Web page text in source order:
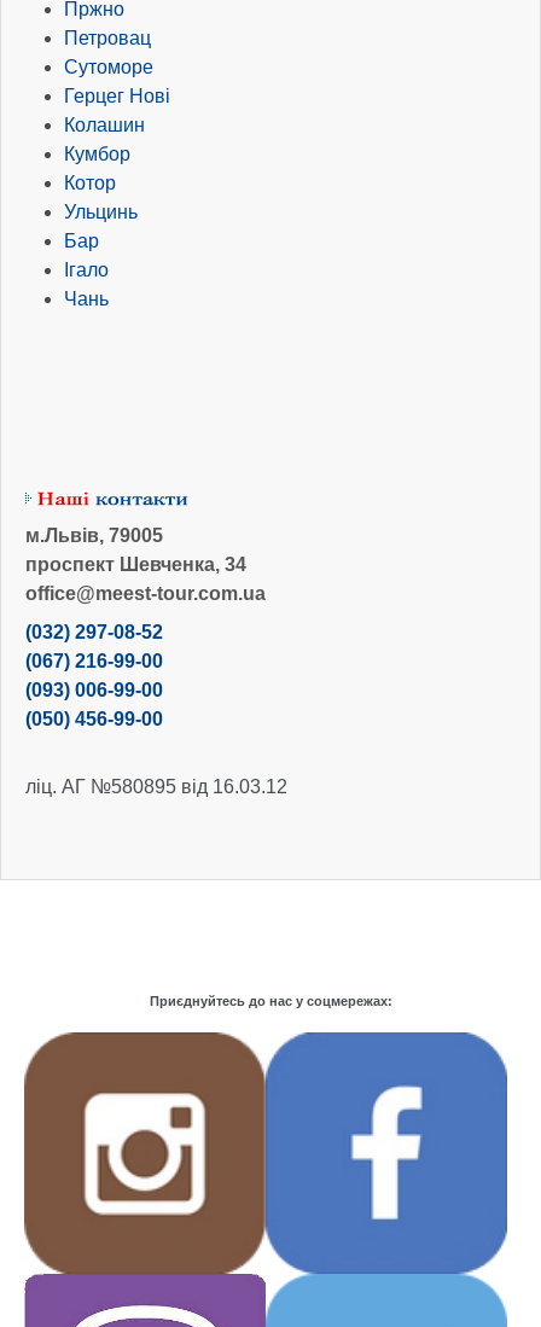
Пржно
Петровац
Сутоморе
Герцег Нові
Колашин
Кумбор
Котор
Ульцинь
Бар
Ігало
Чань
м.Львів, 79005
проспект Шевченка, 34
office@meest-tour.com.ua
(032) 297-08-52
(067) 216-99-00
(093) 006-99-00
(050) 456-99-00
ліц. АГ №580895 від 16.03.12
Приєднуйтесь до нас у соцмережах: